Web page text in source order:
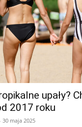
upały?
2017 roku
- 30 maja 2025